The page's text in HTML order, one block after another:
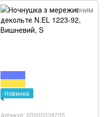
Новинка
Артикул: 00000039235